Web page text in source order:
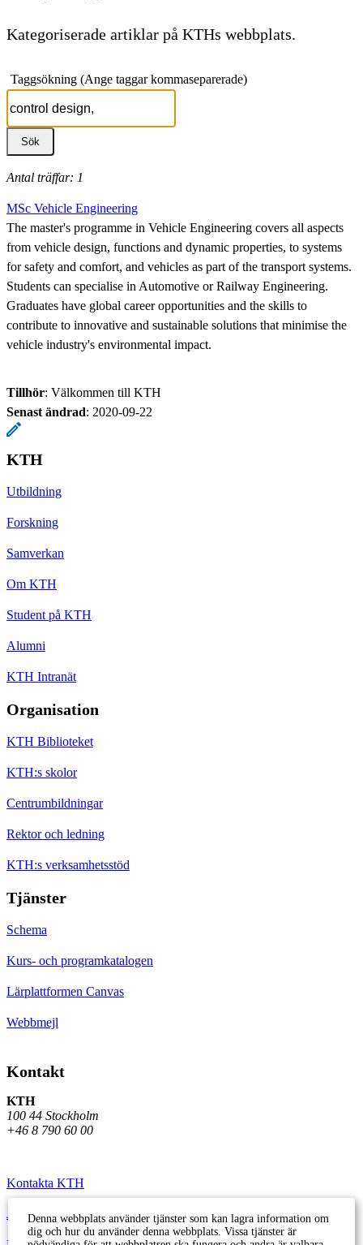
Kategoriserade artiklar på KTHs webbplats.
Taggsökning (Ange taggar kommaseparerade)
Antal träffar: 1
MSc Vehicle Engineering
The master's programme in Vehicle Engineering covers all aspects
from vehicle design, functions and dynamic properties, to systems
for safety and comfort, and vehicles as part of the transport systems.
Students can specialise in Automotive or Railway Engineering.
Graduates have global career opportunities and the skills to
contribute to innovative and sustainable solutions that minimise the
vehicle industry's environmental impact.
Tillhör: Välkommen till KTH
Senast ändrad: 2020-09-22
KTH
Utbildning
Forskning
Samverkan
Om KTH
Student på KTH
Alumni
KTH Intranät
Organisation
KTH Biblioteket
KTH:s skolor
Centrumbildningar
Rektor och ledning
KTH:s verksamhetsstöd
Tjänster
Schema
Kurs- och programkatalogen
Lärplattformen Canvas
Webbmejl
Kontakt
KTH
100 44 Stockholm
+46 8 790 60 00
Kontakta KTH
Jobba på KTH
Denna webbplats använder tjänster som kan lagra information om
dig och hur du använder denna webbplats. Vissa tjänster är